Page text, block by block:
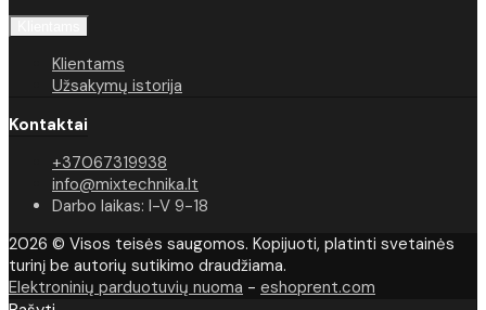
Klientams
Užsakymų istorija
Kontaktai
+37067319938
info@mixtechnika.lt
Darbo laikas: I-V 9-18
2026 © Visos teisės saugomos. Kopijuoti, platinti svetainės
turinį be autorių sutikimo draudžiama.
Elektroninių parduotuvių nuoma - eshoprent.com